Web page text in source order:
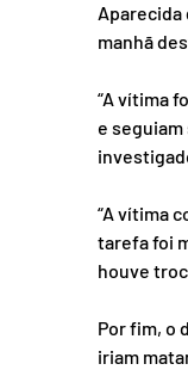
Aparecida
manhã
“A vítima
e
“A vítima
tarefa foi
houve
Por fim, o
iriam